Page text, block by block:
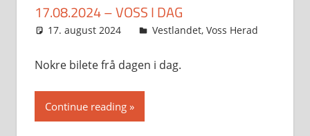
17.08.2024 – VOSS I DAG
17. august 2024 Svein
Vestlandet, Voss Herad
Nokre bilete frå dagen i dag.
Continue reading